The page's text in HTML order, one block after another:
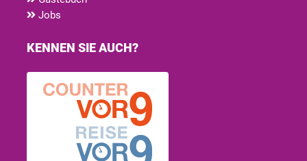
Jobs
KENNEN SIE AUCH?